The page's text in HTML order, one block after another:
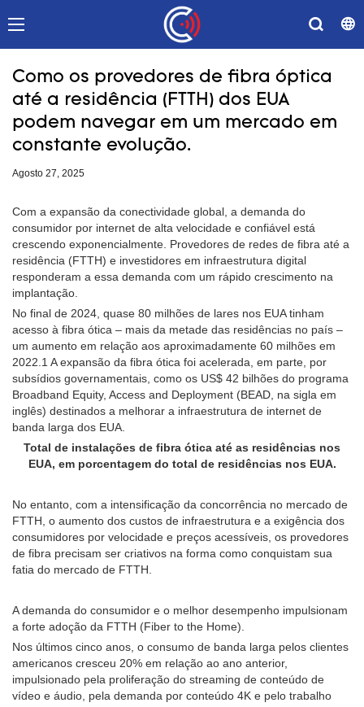
Como os provedores de fibra óptica
até a residência (FTTH) dos EUA
podem navegar em um mercado em
constante evolução.
Agosto 27, 2025
Com a expansão da conectividade global, a demanda do
consumidor por internet de alta velocidade e confiável está
crescendo exponencialmente. Provedores de redes de fibra até a
residência (FTTH) e investidores em infraestrutura digital
responderam a essa demanda com um rápido crescimento na
implantação.
No final de 2024, quase 80 milhões de lares nos EUA tinham
acesso à fibra ótica – mais da metade das residências no país –
um aumento em relação aos aproximadamente 60 milhões em
2022.1 A expansão da fibra ótica foi acelerada, em parte, por
subsídios governamentais, como os US$ 42 bilhões do programa
Broadband Equity, Access and Deployment (BEAD, na sigla em
inglês) destinados a melhorar a infraestrutura de internet de
banda larga dos EUA.
Total de instalações de fibra ótica até as residências nos
EUA, em porcentagem do total de residências nos EUA.
No entanto, com a intensificação da concorrência no mercado de
FTTH, o aumento dos custos de infraestrutura e a exigência dos
consumidores por velocidade e preços acessíveis, os provedores
de fibra precisam ser criativos na forma como conquistam sua
fatia do mercado de FTTH.
A demanda do consumidor e o melhor desempenho impulsionam
a forte adoção da FTTH (Fiber to the Home).
Nos últimos cinco anos, o consumo de banda larga pelos clientes
americanos cresceu 20% em relação ao ano anterior,
impulsionado pela proliferação do streaming de conteúdo de
vídeo e áudio, pela demanda por conteúdo 4K e pelo trabalho